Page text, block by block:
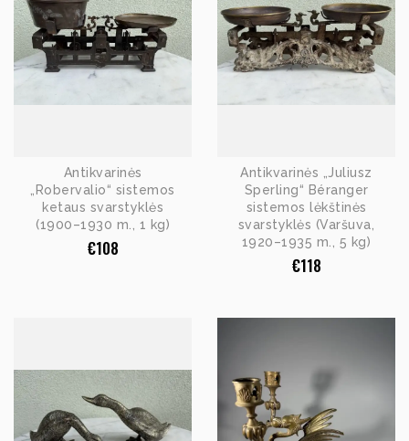
Antikvarinės
„Robervalio“ sistemos
ketaus svarstyklės
(1900–1930 m., 1 kg)
€108
Antikvarinės „Juliusz
Sperling“ Béranger
sistemos lėkštinės
svarstyklės (Varšuva,
1920–1935 m., 5 kg)
€118